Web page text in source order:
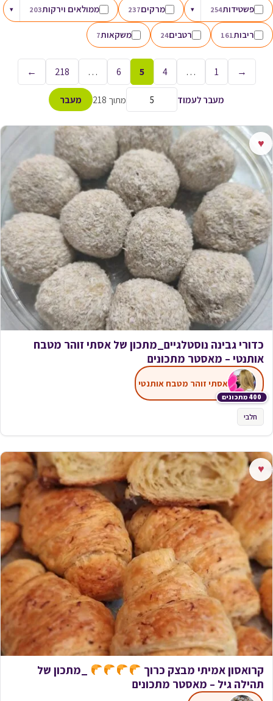
פשטידות254
▾ מרקים237 ממולאים וירקות203
▾
ריבות161 רטבים24 משקאות7
→
1
…
4
5
6
…
218
←
מעבר לעמוד מתוך 218 מעבר
♥
כדורי גבינה נוסטלגיים_מתכון של אסתי זוהר מטבח
אותנטי – מאסטר מתכונים
400 מתכונים
אסתי זוהר מטבח אותנטי
חלבי
♥
קרואסון אמיתי מבצק כרוך
_מתכון של
תהילה גיל – מאסטר מתכונים